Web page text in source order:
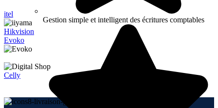
Gestion simple et intelligent des écritures comptables
itel
Hikvision
Evoko
Celly